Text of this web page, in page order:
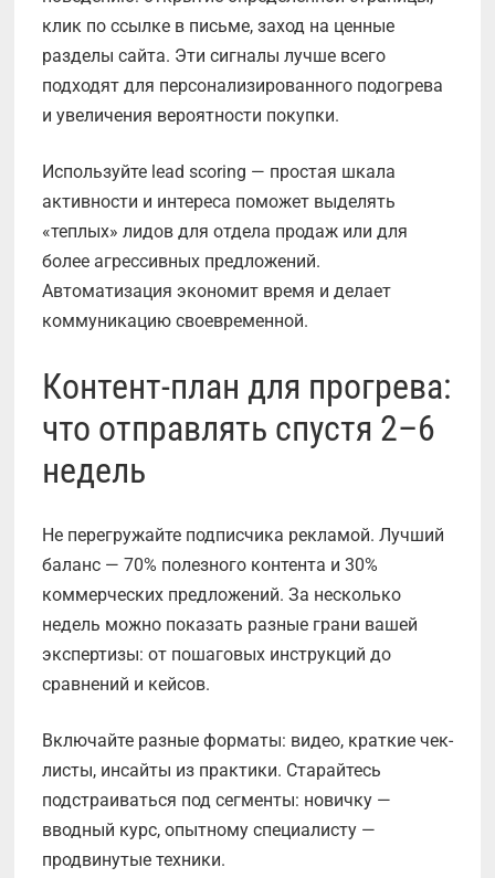
клик по ссылке в письме, заход на ценные
разделы сайта. Эти сигналы лучше всего
подходят для персонализированного подогрева
и увеличения вероятности покупки.
Используйте lead scoring — простая шкала
активности и интереса поможет выделять
«теплых» лидов для отдела продаж или для
более агрессивных предложений.
Автоматизация экономит время и делает
коммуникацию своевременной.
Контент-план для прогрева:
что отправлять спустя 2–6
недель
Не перегружайте подписчика рекламой. Лучший
баланс — 70% полезного контента и 30%
коммерческих предложений. За несколько
недель можно показать разные грани вашей
экспертизы: от пошаговых инструкций до
сравнений и кейсов.
Включайте разные форматы: видео, краткие чек-
листы, инсайты из практики. Старайтесь
подстраиваться под сегменты: новичку —
вводный курс, опытному специалисту —
продвинутые техники.